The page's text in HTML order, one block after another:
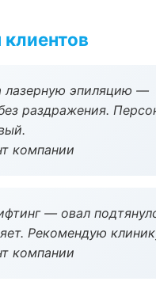
лазерную эпиляцию —
раздражения.
компании
— овал
Рекомендую
компании